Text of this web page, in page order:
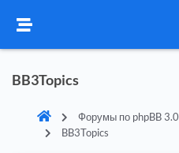
BB3Topics
Форумы по phpBB 3.0
BB3Topics